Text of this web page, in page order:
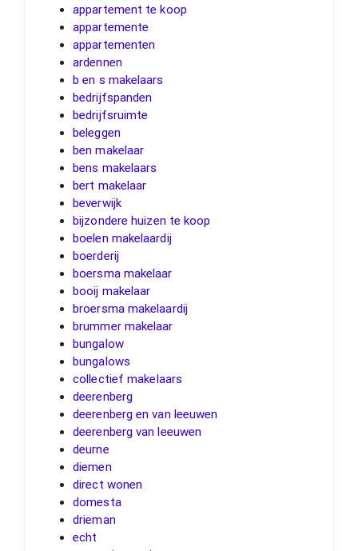
appartement te koop
appartemente
appartementen
ardennen
b en s makelaars
bedrijfspanden
bedrijfsruimte
beleggen
ben makelaar
bens makelaars
bert makelaar
beverwijk
bijzondere huizen te koop
boelen makelaardij
boerderij
boersma makelaar
booij makelaar
broersma makelaardij
brummer makelaar
bungalow
bungalows
collectief makelaars
deerenberg
deerenberg en van leeuwen
deerenberg van leeuwen
deurne
diemen
direct wonen
domesta
drieman
echt